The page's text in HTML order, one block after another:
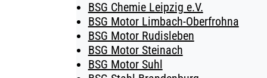
BSG Chemie Leipzig e.V.
BSG Motor Limbach-Oberfrohna
BSG Motor Rudisleben
BSG Motor Steinach
BSG Motor Suhl